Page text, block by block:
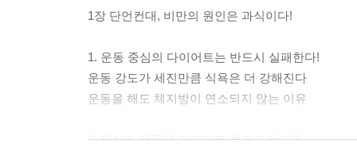
1장 단언컨대, 비만의 원인은 과식이다!
1. 운동 중심의 다이어트는 반드시 실패한다!
운동 강도가 세진만큼 식욕은 더 강해진다
운동을 해도 체지방이 연소되지 않는 이유
2. 유산소 운동은 다이어트 효과가 없다?